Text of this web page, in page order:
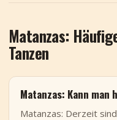
Matanzas:
Tanzen
Matanzas: Kann man
Matanzas: Derzeit